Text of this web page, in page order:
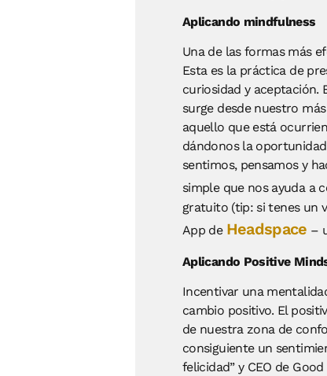
Aplicando mindfulness
Una de las formas más
Esta es la práctica de
curiosidad y aceptación.
surge desde nuestro
aquello que está
dándonos la
sentimos, pensamos y
simple que nos ayuda a
gratuito (tip: si tenes un
App de Headspace –
Aplicando Positive
Incentivar una
cambio positivo. El
de nuestra zona de
consiguiente un
felicidad” y CEO de